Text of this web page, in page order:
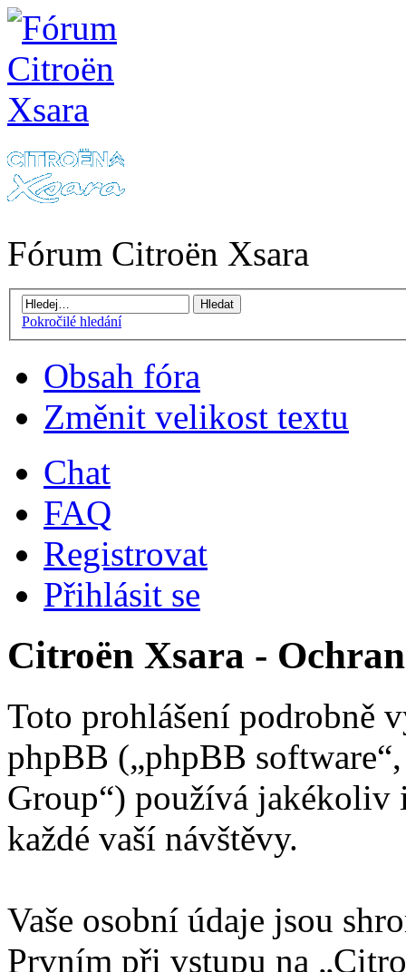
Fórum Citroën Xsara
Pokročilé hledání
Obsah fóra
Změnit velikost textu
Chat
FAQ
Registrovat
Přihlásit se
Citroën Xsara -
Toto prohlášení podrobně
phpBB („phpBB
Group“) používá jakékoliv
každé vaší návštěvy.
Vaše osobní údaje jsou
Prvním při vstupu na